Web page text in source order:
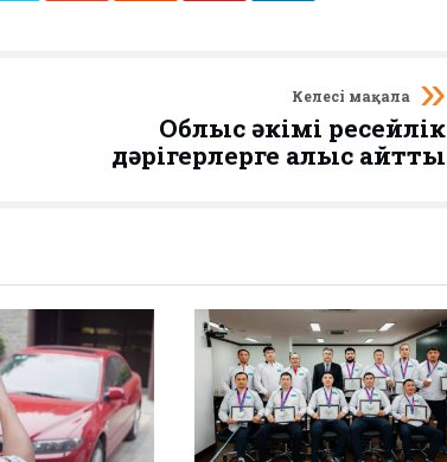
Келесі мақала
Облыс әкімі ресейлік
дәрігерлерге алғыс айтты